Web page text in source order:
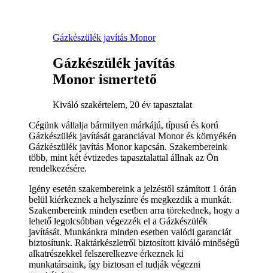
Gázkészülék javítás Monor
Gázkészülék javítás
Monor ismertető
Kiváló szakértelem, 20 év tapasztalat
Cégünk vállalja bármilyen márkájú, típusú és korú
Gázkészülék javítását garanciával Monor és környékén
Gázkészülék javítás Monor kapcsán. Szakembereink
több, mint két évtizedes tapasztalattal állnak az Ön
rendelkezésére.
Igény esetén szakembereink a jelzéstől számított 1 órán
belül kiérkeznek a helyszínre és megkezdik a munkát.
Szakembereink minden esetben arra törekednek, hogy a
lehető legolcsóbban végezzék el a Gázkészülék
javítását. Munkánkra minden esetben valódi garanciát
biztosítunk. Raktárkészletről biztosított kiváló minőségű
alkatrészekkel felszerelkezve érkeznek ki
munkatársaink, így biztosan el tudják végezni